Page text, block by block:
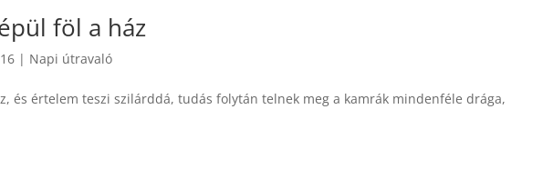
föl a ház
| Napi útravaló
és értelem teszi szilárddá, tudás folytán telnek meg a kamrák mindenféle drága,